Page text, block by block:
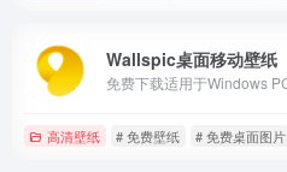
Wallspic桌面移动壁纸
高清壁纸 # 免费壁纸 # 免费桌面图片